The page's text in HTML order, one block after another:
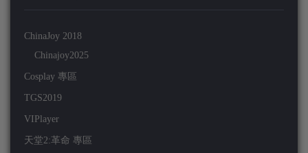
ChinaJoy 2018
Chinajoy2025
Cosplay 專區
TGS2019
VIPlayer
天堂2:革命 專區